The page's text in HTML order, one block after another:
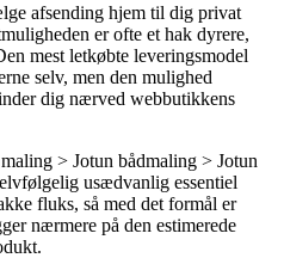
afsending hjem til dig privat
er ofte et hak dyrere,
mest letkøbte leveringsmodel
selv, men den mulighed
dig nærved webbutikkens
> Jotun bådmaling > Jotun
usædvanlig essentiel
fluks, så med det formål er
nærmere på den estimerede